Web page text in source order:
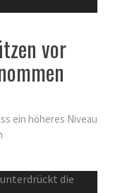
vor
ein höheres Niveau